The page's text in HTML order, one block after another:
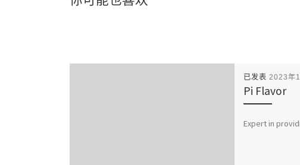
已发表 2023年
Pi Flavor
Expert in